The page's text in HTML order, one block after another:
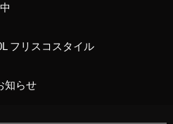
フリスコスタイル
知らせ